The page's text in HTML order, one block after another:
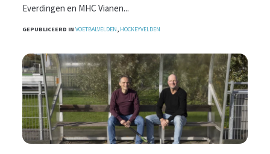
Everdingen en MHC Vianen...
GEPUBLICEERD IN VOETBALVELDEN, HOCKEYVELDEN